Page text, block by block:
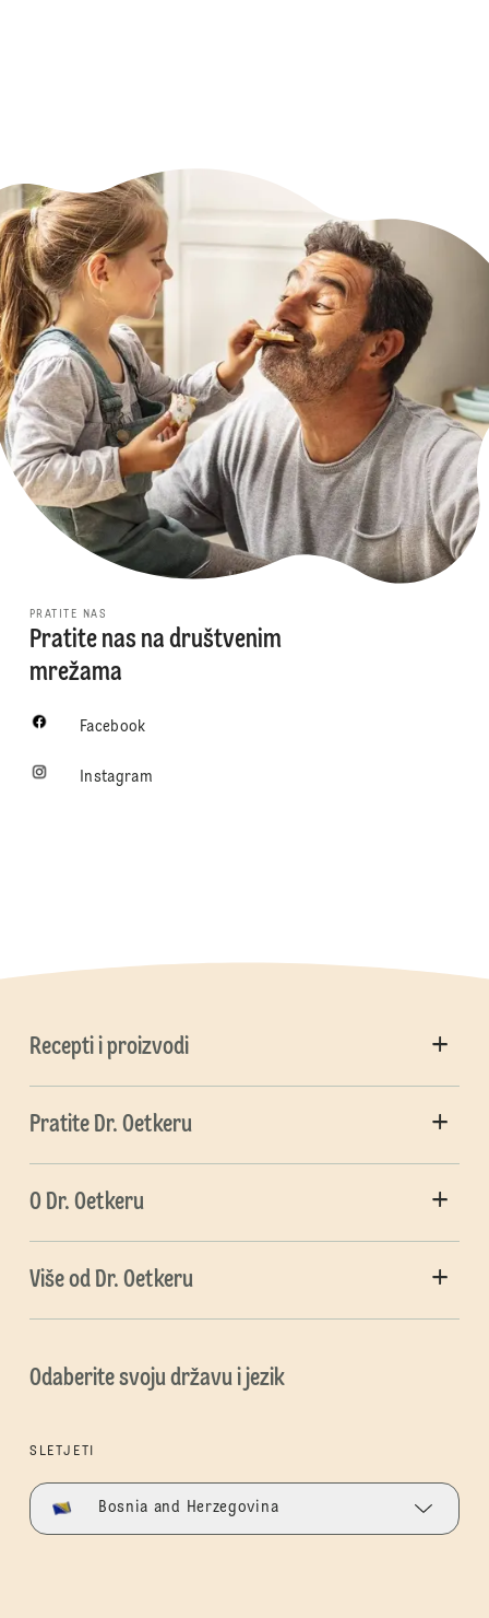
PRATITE NAS
Pratite nas na društvenim
mrežama
Facebook
Instagram
Recepti i proizvodi
Pratite Dr. Oetkeru
O Dr. Oetkeru
Više od Dr. Oetkeru
Odaberite svoju državu i jezik
SLETJETI
Bosnia and Herzegovina